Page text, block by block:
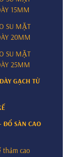
15MM
SU MẶT
20MM
SU MẶT
25MM
GẠCH TỪ
ĐỔ SÀN CAO
thảm cao